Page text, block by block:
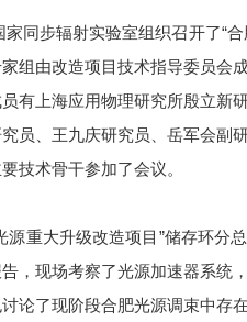
步辐射实验室组织召开了“合
组由改造项目技术指导委员会
有上海应用物理研究所殷立新
员、王九庆研究员、岳军会副
技术骨干参加了会议。
重大升级改造项目”储存环分
，现场考察了光源加速器系统
论了现阶段合肥光源调束中存